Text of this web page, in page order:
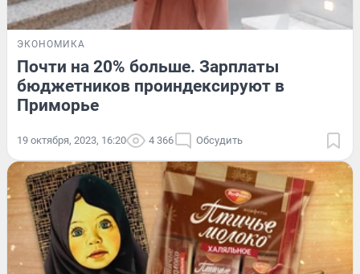
ЭКОНОМИКА
Почти на 20% больше. Зарплаты
бюджетников проиндексируют в
Приморье
19 октября, 2023, 16:20 4 366 Обсудить